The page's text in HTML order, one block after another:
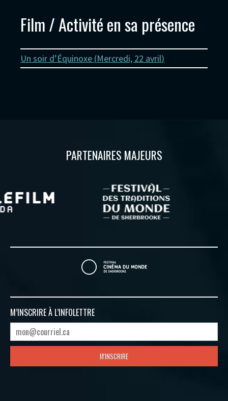
Film / Activité en sa présence
Un soir d’Équinoxe (Mercredi, 22 avril)
PARTENAIRES MAJEURS
M’INSCRIRE À L’INFOLETTRE
M'INSCRIRE